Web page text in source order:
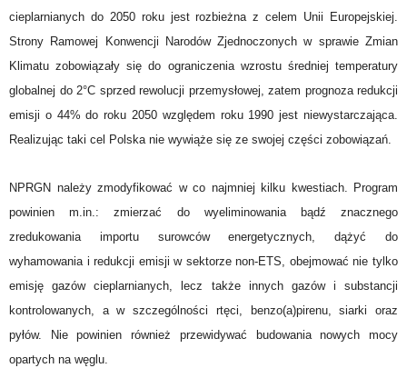
cieplarnianych do 2050 roku jest rozbieżna z celem Unii Europejskiej.
Strony Ramowej Konwencji Narodów Zjednoczonych w sprawie Zmian
Klimatu zobowiązały się do ograniczenia wzrostu średniej temperatury
globalnej do 2°C sprzed rewolucji przemysłowej, zatem prognoza redukcji
emisji o 44% do roku 2050 względem roku 1990 jest niewystarczająca.
Realizując taki cel Polska nie wywiąże się ze swojej części zobowiązań.
NPRGN należy zmodyfikować w co najmniej kilku kwestiach. Program
powinien m.in.: zmierzać do wyeliminowania bądź znacznego
zredukowania importu surowców energetycznych, dążyć do
wyhamowania i redukcji emisji w sektorze non-ETS, obejmować nie tylko
emisję gazów cieplarnianych, lecz także innych gazów i substancji
kontrolowanych, a w szczególności rtęci, benzo(a)pirenu, siarki oraz
pyłów. Nie powinien również przewidywać budowania nowych mocy
opartych na węglu.